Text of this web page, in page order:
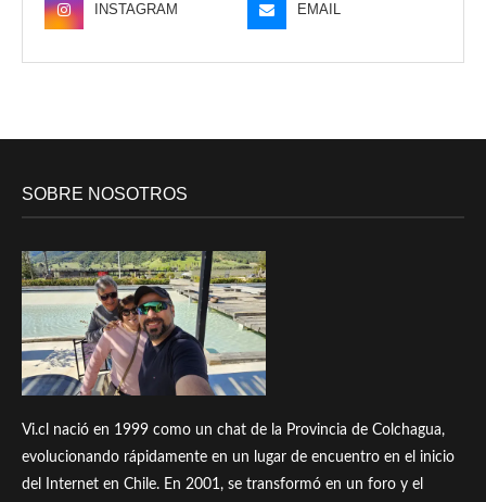
INSTAGRAM EMAIL
SOBRE NOSOTROS
Vi.cl nació en 1999 como un chat de la Provincia de Colchagua,
evolucionando rápidamente en un lugar de encuentro en el inicio
del Internet en Chile. En 2001, se transformó en un foro y el